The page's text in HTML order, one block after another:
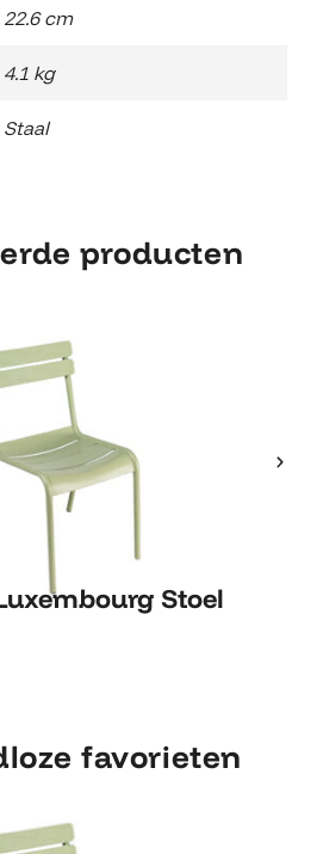
22.6 cm
4.1 kg
Staal
producten
Stoel
Stoel
favorieten